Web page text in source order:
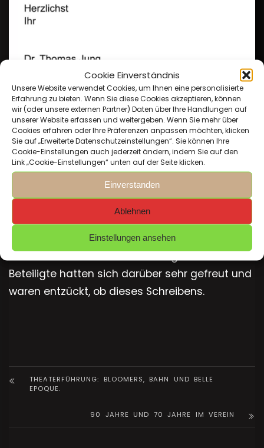
Cookie Einverständnis
Unsere Website verwendet Cookies, um Ihnen eine personalisierte
Erfahrung zu bieten. Wenn Sie diese Cookies akzeptieren, können
wir (oder unsere externen Partner) Daten über Ihre Handlungen auf
unserer Website erfassen und weitergeben. Wenn Sie mehr über
Cookies erfahren oder Ihre Präferenzen anpassen möchten, klicken
Sie auf „Erweiterte Datenschutzeinstellungen“. Sie können Ihre
Cookie-Einstellungen auch jederzeit ändern, indem Sie auf den
Link „Cookie-Einstellungen“ unten auf der Seite klicken.
Einverstanden
Ablehnen
Einstellungen ansehen
Unser Oberbürgermeister hat es wieder einmal
geschafft, unsere Vorstellung in seinem
Beteiligte hatten sich darüber sehr gefreut und
waren entzückt, ob dieses Schreibens.
THEATERFÜHRUNG: BLOOMERS, BAHN UND BELLE
EPOQUE.
90 JAHRE UND 70 JAHRE IM VEREIN